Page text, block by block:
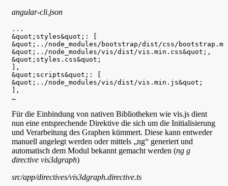
angular-cli.json
...
&quot;styles&quot;: [
&quot;../node_modules/bootstrap/dist/css/
&quot;../node_modules/vis/dist/vis.min.css&quot;,
&quot;styles.css&quot;
],
&quot;scripts&quot;: [
&quot;../node_modules/vis/dist/vis.min.js&quot;
],
Für die Einbindung von nativen Bibliotheken wie vis.js dient
nun eine entsprechende Direktive die sich um die Initialisierung
und Verarbeitung des Graphen kümmert. Diese kann entweder
manuell angelegt werden oder mittels „ng“ generiert und
automatisch dem Modul bekannt gemacht werden (ng g
directive vis3dgraph)
src/app/directives/vis3dgraph.directive.ts